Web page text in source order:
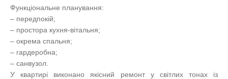
Функціональне планування:
– передпокій;
– простора кухня-вітальня;
– окрема спальня;
– гардеробна;
– санвузол.
У квартирі виконано якісний ремонт у світлих тонах із